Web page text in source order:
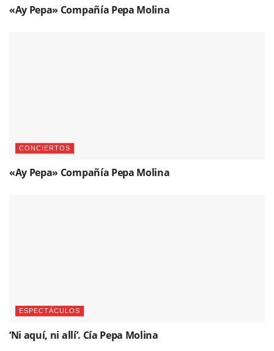
«Ay Pepa» Compañía Pepa Molina
CONCIERTOS
«Ay Pepa» Compañía Pepa Molina
ESPECTÁCULOS
‘Ni aquí, ni allí’. Cía Pepa Molina